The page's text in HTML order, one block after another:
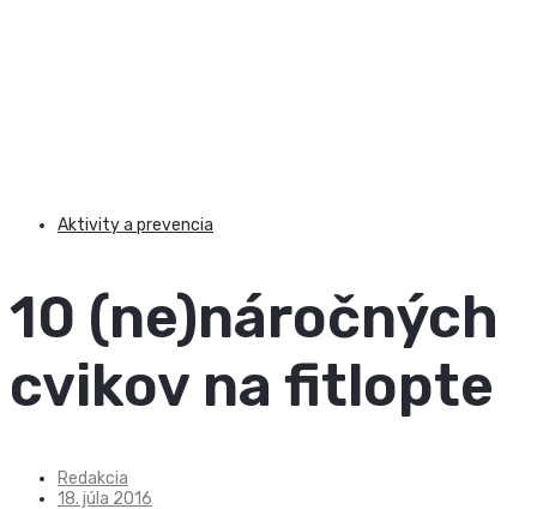
Aktivity a prevencia
10 (ne)náročných
cvikov na fitlopte
Redakcia
18. júla 2016